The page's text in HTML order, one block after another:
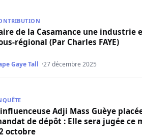
de la Casamance une industrie
régional (Par Charles FAYE)
Gaye Tall 27 décembre 2025
Adji Mass Guèye
Adji Mass Guèye
de dépôt : Elle sera jugée ce
octobre